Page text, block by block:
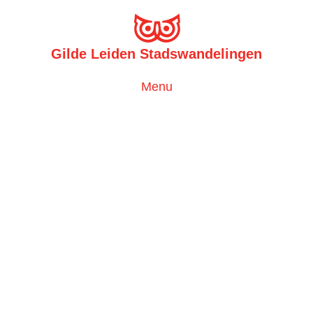
Gilde Leiden Stadswandelingen
Toggle
Menu